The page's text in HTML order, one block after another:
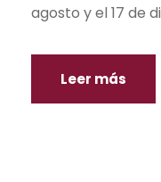
agosto y el 17 de
Leer más